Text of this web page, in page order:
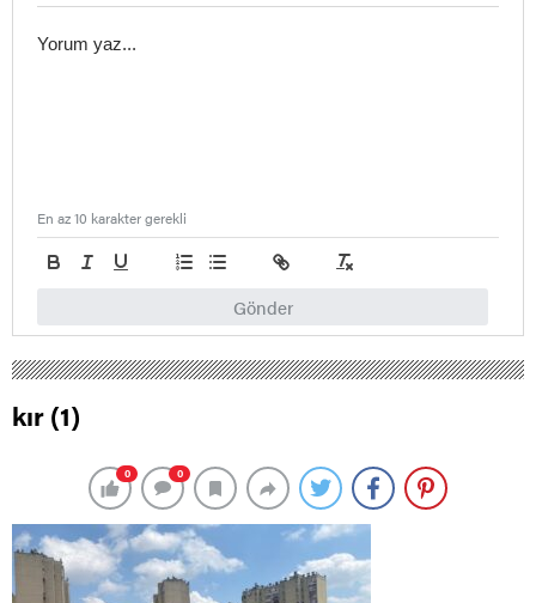
Gönder
En az 10 karakter gerekli
kır (1)
0 0